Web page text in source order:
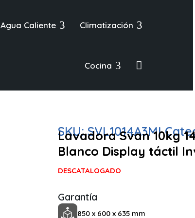
3
Agua Caliente 3
Climatización
3
Cocina 
SKU:SVL1014A3MI
Lavadora Svan 10kg
Blanco Display táctil
DESCATALOGADO
Garantía
850 x 600 x 635 mm